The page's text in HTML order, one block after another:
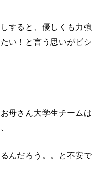
すると、優しくも力強
い！と言う思いがビシ
母さん大学生チームは
んだろう。。と不安で